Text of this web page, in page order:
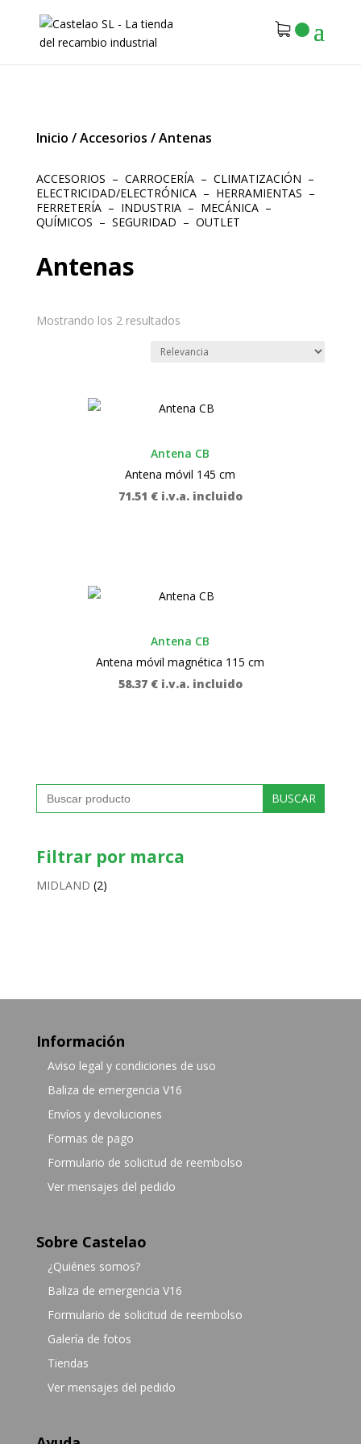
Inicio /Accesorios /Antenas
ACCESORIOS – CARROCERÍA– CLIMATIZACIÓN –
ELECTRICIDAD/ELECTRÓNICA– HERRAMIENTAS –
FERRETERÍA– INDUSTRIA – MECÁNICA–
QUÍMICOS – SEGURIDAD – OUTLET
Antenas
Mostrando los 2 resultados
Antena CB
Antena móvil 145 cm
71.51 € i.v.a. incluido
Antena CB
Antena móvil magnética 115 cm
58.37 € i.v.a. incluido
Buscar:
Filtrar por marca
MIDLAND (2)
Información
Aviso legal y condiciones de uso
Baliza de emergencia V16
Envíos y devoluciones
Formas de pago
Formulario de solicitud de reembolso
Ver mensajes del pedido
Sobre Castelao
¿Quiénes somos?
Baliza de emergencia V16
Formulario de solicitud de reembolso
Galería de fotos
Tiendas
Ver mensajes del pedido